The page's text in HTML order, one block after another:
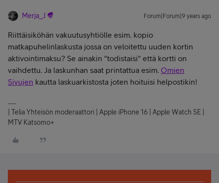
Merja_J Forum|Forum|9 years ago
Riittäisiköhän vakuutusyhtiölle esim. kopio
matkapuhelinlaskusta jossa on veloitettu uuden kortin
aktivointimaksu? Se ainakin "todistaisi" että kortti on
vaihdettu. Ja laskunhan saat printattua esim. Omien
Sivujen kautta laskuarkistosta joten hoituisi helpostikin!
| Telia Yhteisön moderaattori | Apple iPhone 16 | Apple Watch SE |
MTV Katsomo+